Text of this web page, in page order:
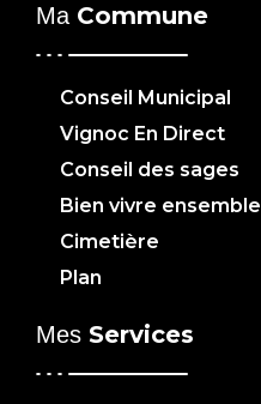
Ma Commune
Conseil Municipal
Vignoc En Direct
Conseil des sages
Bien vivre ensemble
Cimetière
Plan
Mes Services